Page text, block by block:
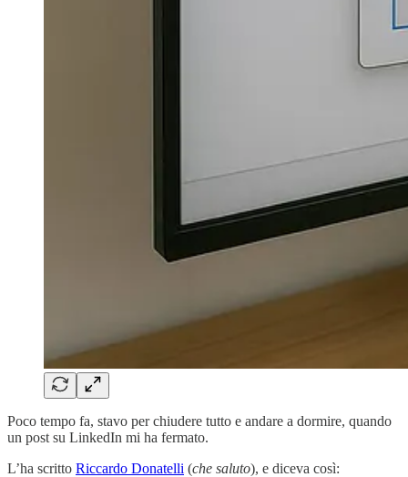
Poco tempo fa, stavo per chiudere tutto e andare a dormire, quando
un post su LinkedIn mi ha fermato.
L’ha scritto Riccardo Donatelli (che saluto), e diceva così: